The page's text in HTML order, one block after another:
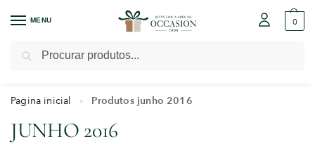
MENU 0
Pagina inicial » Produtos junho 2016
JUNHO 2016